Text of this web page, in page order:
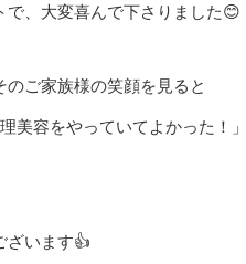
で、大変喜んで下さりました😊
ご家族様の笑顔を見ると
美容をやっていてよかった！
ざいます👍